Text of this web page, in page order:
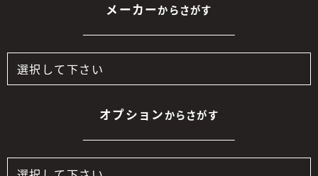
メーカーからさがす
オプションからさがす